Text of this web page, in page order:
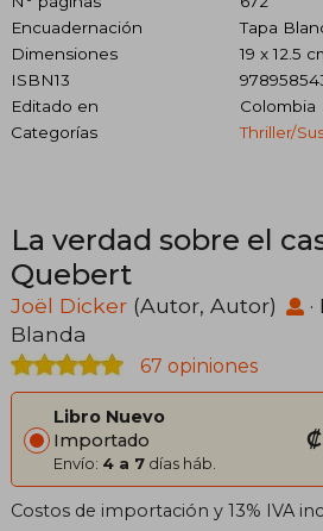
Encuadernación
Tapa
Dimensiones
19 x 12.5
ISBN13
Editado en
Colombia
Categorías
Thriller/
La verdad sobre el
Quebert
Joël Dicker (Autor, Autor) ·
Blanda
67 opiniones
Libro Nuevo
Importado
Envío: 4 a 7 días háb.
₡
Costos de importación y 13% IVA